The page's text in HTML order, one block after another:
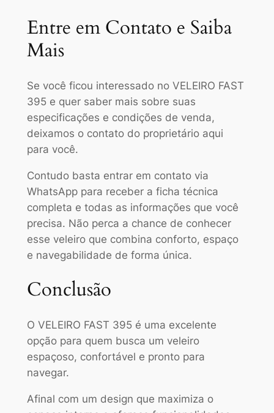
Entre em Contato e Saiba
Mais
Se você ficou interessado no VELEIRO FAST
395 e quer saber mais sobre suas
especificações e condições de venda,
deixamos o contato do proprietário aqui
para você.
Contudo basta entrar em contato via
WhatsApp para receber a ficha técnica
completa e todas as informações que você
precisa. Não perca a chance de conhecer
esse veleiro que combina conforto, espaço
e navegabilidade de forma única.
Conclusão
O VELEIRO FAST 395 é uma excelente
opção para quem busca um veleiro
espaçoso, confortável e pronto para
navegar.
Afinal com um design que maximiza o